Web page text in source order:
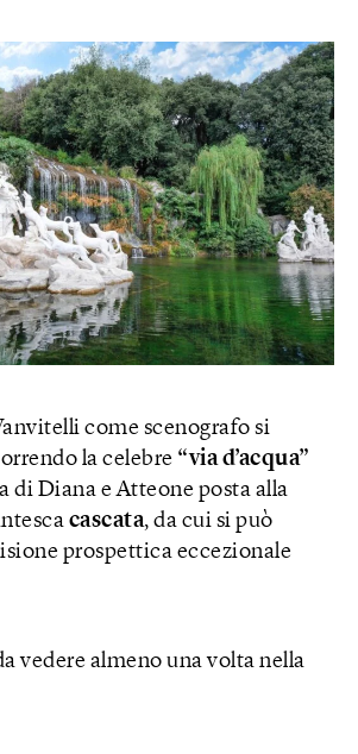
come scenografo si
la celebre “via d’acqua”
di Diana e Atteone posta alla
cascata, da cui si può
prospettica eccezionale
vedere almeno una volta nella